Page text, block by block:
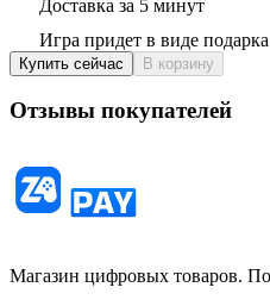
Доставка за 5 минут
Игра придет в виде подарка
Купить сейчас В корзину
Отзывы покупателей
Магазин цифровых товаров.